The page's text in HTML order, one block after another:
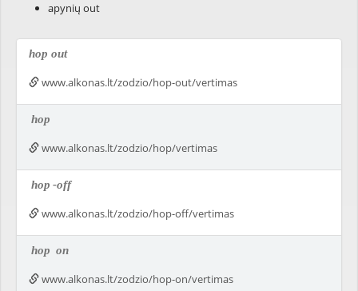
apynių out
hop out
www.alkonas.lt/zodzio/hop-out/vertimas
hop
www.alkonas.lt/zodzio/hop/vertimas
hop -off
www.alkonas.lt/zodzio/hop-off/vertimas
hop on
www.alkonas.lt/zodzio/hop-on/vertimas